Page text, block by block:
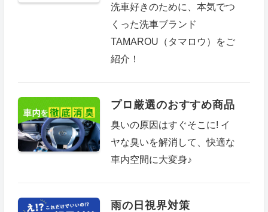
洗車好きのために、本気でつ
くった洗車ブランド
TAMAROU（タマロウ）をご
紹介！
プロ厳選のおすすめ商品
臭いの原因はすぐそこに! イ
ヤな臭いを解消して、快適な
車内空間に大変身♪
雨の日視界対策